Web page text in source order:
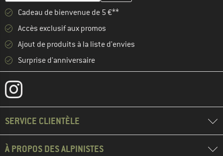
Cadeau de bienvenue de 5 €**
Accès exclusif aux promos
Ajout de produits à la liste d'envies
Surprise d'anniversaire
SERVICE CLIENTÈLE
À PROPOS DES ALPINISTES